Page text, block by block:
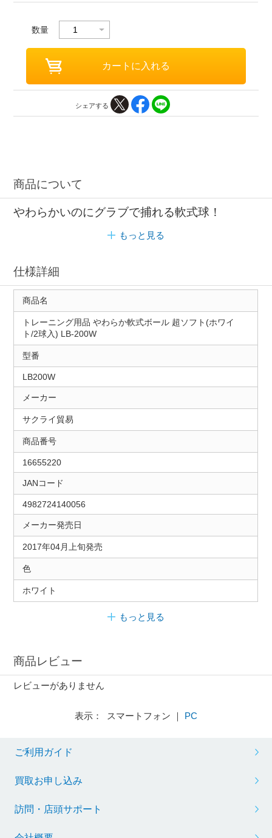
数量
シェアする
商品について
やわらかいのにグラブで捕れる軟式球！
もっと見る
仕様詳細
商品名
トレーニング用品 やわらか軟式ボール 超ソフト(ホワイ
ト/2球入) LB-200W
型番
LB200W
メーカー
サクライ貿易
商品番号
16655220
JANコード
4982724140056
メーカー発売日
2017年04月上旬発売
色
ホワイト
もっと見る
商品レビュー
レビューがありません
表示： スマートフォン ｜ PC
ご利用ガイド
買取お申し込み
訪問・店頭サポート